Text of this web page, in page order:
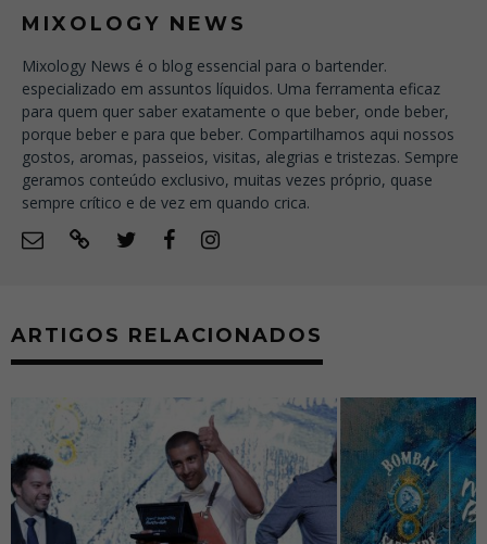
MIXOLOGY NEWS
Mixology News é o blog essencial para o bartender.
especializado em assuntos líquidos. Uma ferramenta eficaz
para quem quer saber exatamente o que beber, onde beber,
porque beber e para que beber. Compartilhamos aqui nossos
gostos, aromas, passeios, visitas, alegrias e tristezas. Sempre
geramos conteúdo exclusivo, muitas vezes próprio, quase
sempre crítico e de vez em quando crica.
ARTIGOS RELACIONADOS